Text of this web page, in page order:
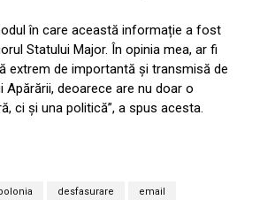
în care această informație a fost
Statului Major. În opinia mea, ar fi
extrem de importantă și transmisă de
Apărării, deoarece are nu doar o
ci și una politică”, a spus acesta.
desfasurare email